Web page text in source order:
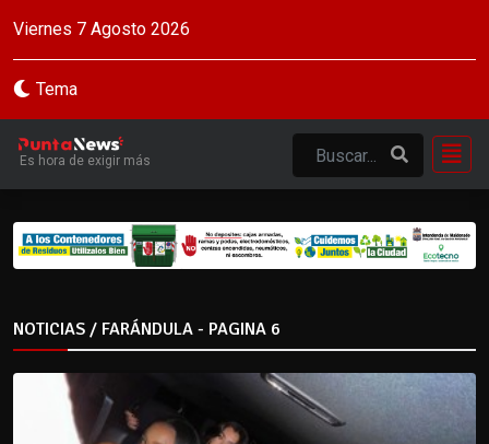
Viernes 7 Agosto 2026
Tema
Es hora de exigir más
NOTICIAS / FARÁNDULA - PAGINA 6